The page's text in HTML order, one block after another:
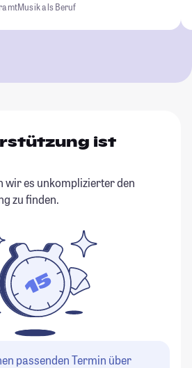
Musik als Beruf
ist
wir es unkomplizierter den
zu finden.
passenden Termin über